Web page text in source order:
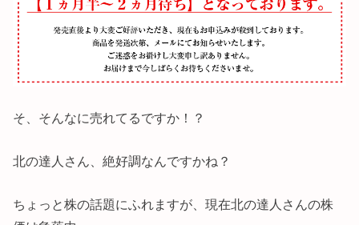
そ、そんなに売れてるですか！？
北の達人さん、絶好調なんですかね？
ちょっと株の話題にふれますが、現在北の達人さんの株